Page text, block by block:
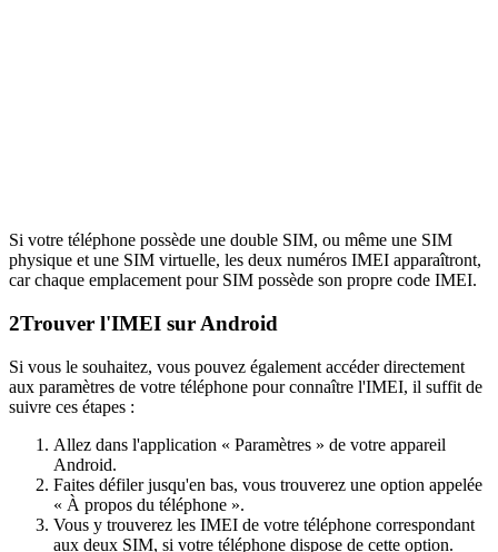
Si votre téléphone possède une double SIM, ou même une SIM
physique et une SIM virtuelle, les deux numéros IMEI apparaîtront,
car chaque emplacement pour SIM possède son propre code IMEI.
2Trouver l'IMEI sur Android
Si vous le souhaitez, vous pouvez également accéder directement
aux paramètres de votre téléphone pour connaître l'IMEI, il suffit de
suivre ces étapes :
Allez dans l'application « Paramètres » de votre appareil
Android.
Faites défiler jusqu'en bas, vous trouverez une option appelée
« À propos du téléphone ».
Vous y trouverez les IMEI de votre téléphone correspondant
aux deux SIM, si votre téléphone dispose de cette option.